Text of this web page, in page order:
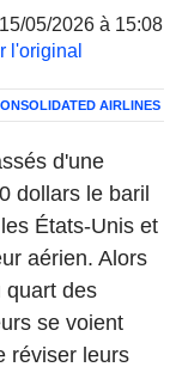
05/2026 à 15:08
l'original
AIRLINES
d'une
dollars le baril
États-Unis et
aérien. Alors
quart des
se voient
réviser leurs